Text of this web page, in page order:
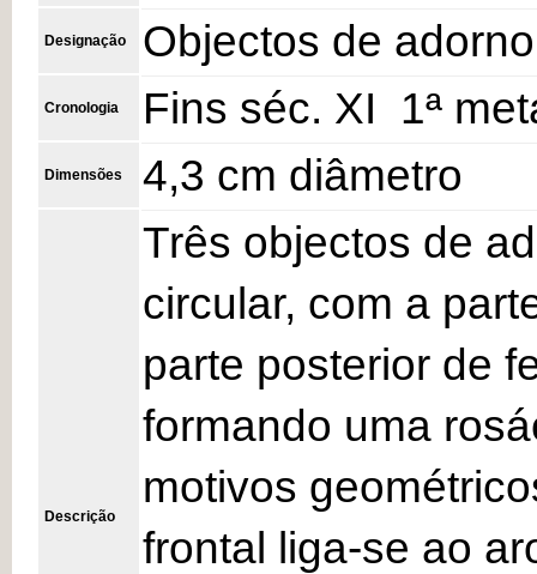
Designação Objectos de
Cronologia Fins séc. XI  1ª
Dimensões 4,3 cm diâmetro
Descrição
Três objectos de
circular, com a
parte posterior de
formando uma
motivos
frontal liga-se ao